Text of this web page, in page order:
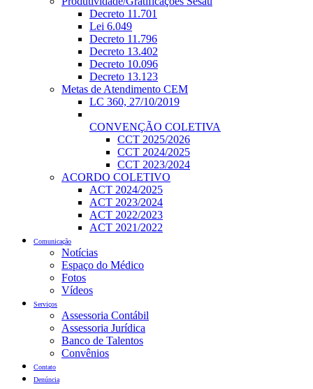
Decreto 11.701
Lei 6.049
Decreto 11.796
Decreto 13.402
Decreto 10.096
Decreto 13.123
Metas de Atendimento CEM
LC 360, 27/10/2019
CONVENÇÃO COLETIVA
CCT 2025/2026
CCT 2024/2025
CCT 2023/2024
ACORDO COLETIVO
ACT 2024/2025
ACT 2023/2024
ACT 2022/2023
ACT 2021/2022
Comunicação
Notícias
Espaço do Médico
Fotos
Vídeos
Serviços
Assessoria Contábil
Assessoria Jurídica
Banco de Talentos
Convênios
Contato
Denúncia